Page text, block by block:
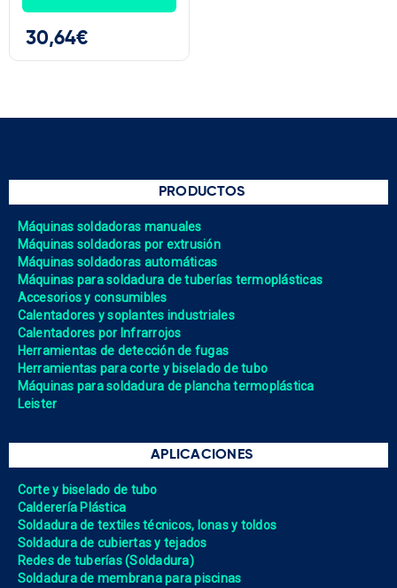
30,64€
PRODUCTOS
Máquinas soldadoras manuales
Máquinas soldadoras por extrusión
Máquinas soldadoras automáticas
Máquinas para soldadura de tuberías termoplásticas
Accesorios y consumibles
Calentadores y soplantes industriales
Calentadores por Infrarrojos
Herramientas de detección de fugas
Herramientas para corte y biselado de tubo
Máquinas para soldadura de plancha termoplástica
Leister
APLICACIONES
Corte y biselado de tubo
Calderería Plástica
Soldadura de textiles técnicos, lonas y toldos
Soldadura de cubiertas y tejados
Redes de tuberías (Soldadura)
Soldadura de membrana para piscinas